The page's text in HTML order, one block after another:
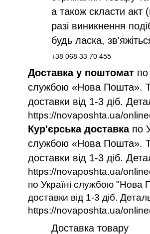
а також скласти акт
разі виникнення
будь ласка,
+38 068 33 70 455
Доставка у поштомат по
службою «Нова Пошта».
доставки від 1-3 діб.
https://novaposhta.ua/
Кур'єрська доставка по
службою «Нова Пошта».
доставки від 1-3 діб.
https://novaposhta.ua/
по Україні службою "Нова
доставки від 1-3 діб.
https://novaposhta.ua/
Доставка товару